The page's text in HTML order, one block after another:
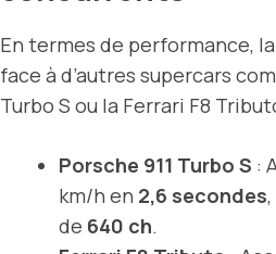
En termes de performance,
face à d’autres supercars
Turbo S ou la Ferrari F8
Porsche 911 Turbo S :
km/h en 2,6 secondes
de 640 ch.